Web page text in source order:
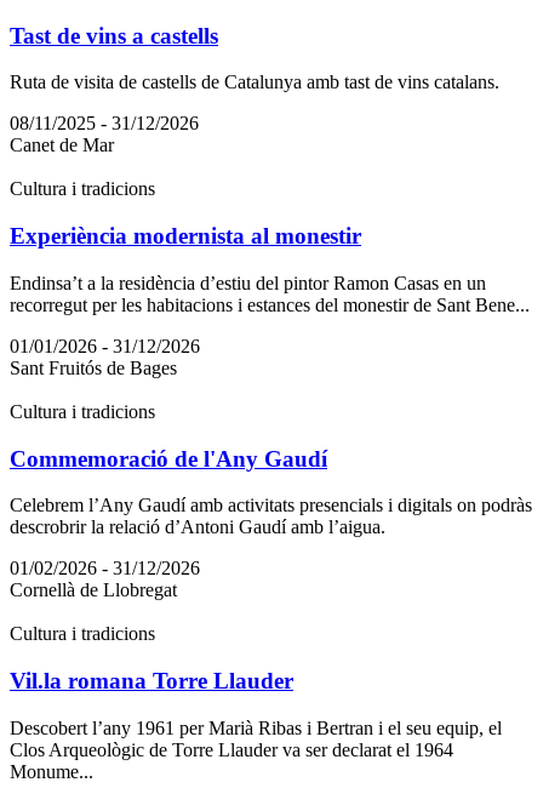
Tast de vins a castells
Ruta de visita de castells de Catalunya amb tast de vins catalans.
08/11/2025 - 31/12/2026
Canet de Mar
Cultura i tradicions
Experiència modernista al monestir
Endinsa’t a la residència d’estiu del pintor Ramon Casas en un
recorregut per les habitacions i estances del monestir de Sant Bene...
01/01/2026 - 31/12/2026
Sant Fruitós de Bages
Cultura i tradicions
Commemoració de l'Any Gaudí
Celebrem l’Any Gaudí amb activitats presencials i digitals on podràs
descrobrir la relació d’Antoni Gaudí amb l’aigua.
01/02/2026 - 31/12/2026
Cornellà de Llobregat
Cultura i tradicions
Vil.la romana Torre Llauder
Descobert l’any 1961 per Marià Ribas i Bertran i el seu equip, el
Clos Arqueològic de Torre Llauder va ser declarat el 1964
Monume...